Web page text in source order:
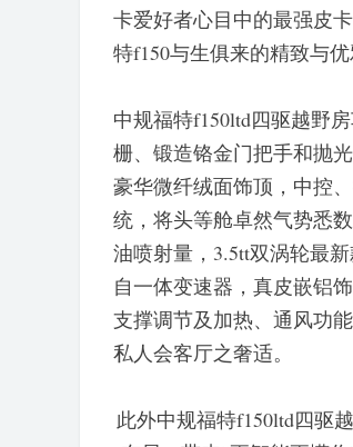
卡爱好者心目中的最强皮
特f150与生俱来的精致与
中规福特f150ltd四驱越野
栅、锻造铬金门把手和抛
豪华微纤绒面饰顶，中控
统，将头等舱卓然气势悉
油喷射量，3.5tt双涡轮最
自一体变速器，真皮嵌铝
支撑调节及加热、通风功
私人会客厅之奢适。
此外中规福特f150ltd四驱